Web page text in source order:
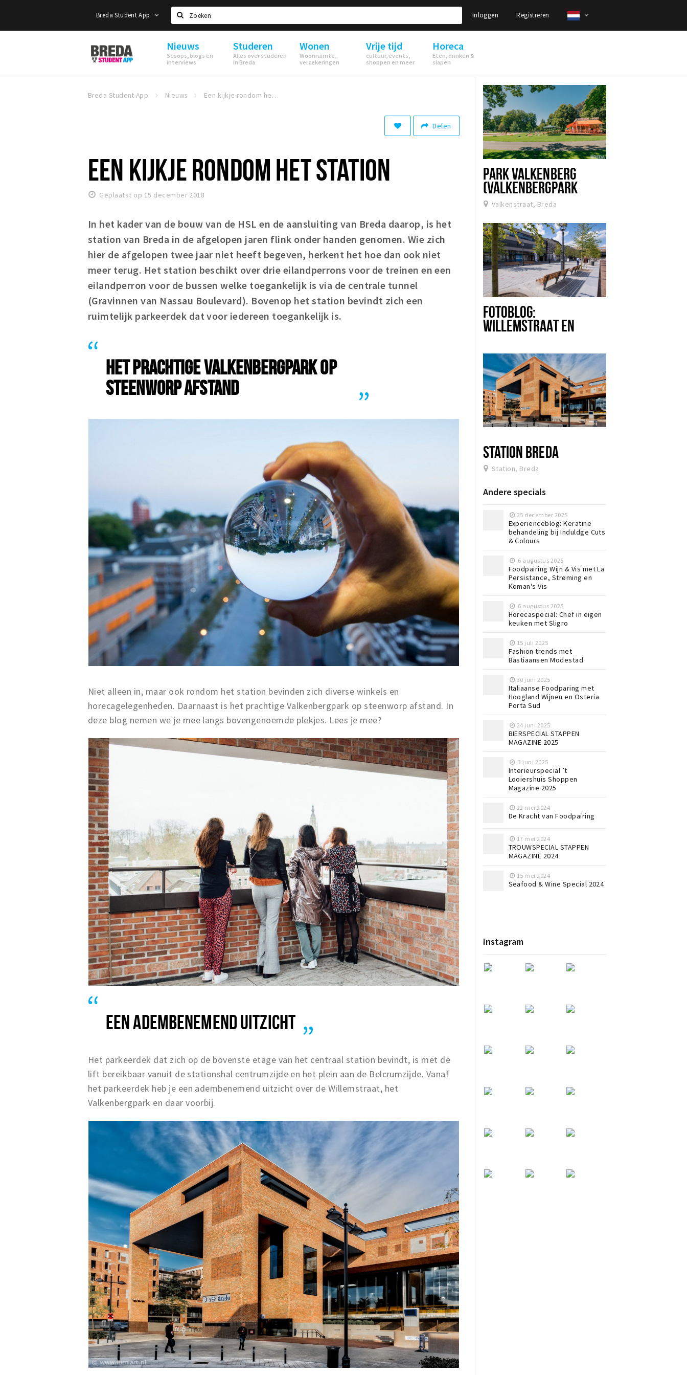
Breda Student App
Zoeken
Inloggen Registreren
Breda
Student
Nieuws
Scoops, blogs en
interviews
Studeren
Alles over studeren
in Breda
Wonen
Woonruimte,
verzekeringen
Vrije tijd
cultuur, events,
shoppen en meer
Horeca
Eten, drinken &
slapen
Breda Student App Nieuws Een kijkje rondom het station
Delen
EEN KIJKJE RONDOM HET STATION
Geplaatst op 15 december 2018
In het kader van de bouw van de HSLen de aansluiting van Breda daarop, is het
station van Breda in de afgelopen jaren flink onder handen genomen. Wie zich
hier de afgelopen twee jaar niet heeft begeven, herkent het hoe dan ook niet
meer terug. Het station beschikt over drie eilandperrons voor de treinen en een
eilandperron voor de bussen welke toegankelijk is via de centrale tunnel
(Gravinnen van Nassau Boulevard). Bovenop het station bevindt zich een
ruimtelijk parkeerdek dat voor iedereen toegankelijk is.
HET PRACHTIGE VALKENBERGPARK OP
STEENWORP AFSTAND
Niet alleen in, maar ook rondom het station bevinden zich diverse winkels en
horecagelegenheden. Daarnaast is het prachtige Valkenbergpark op steenworp afstand. In
deze blog nemen we je mee langs bovengenoemde plekjes. Lees je mee?
EEN ADEMBENEMEND UITZICHT
Het parkeerdek dat zich op de bovenste etage van het centraal station bevindt, is met de
lift bereikbaar vanuit de stationshal centrumzijde en het plein aan de Belcrumzijde. Vanaf
het parkeerdek heb je een adembenemend uitzicht over de Willemstraat, het
Valkenbergpark en daar voorbij.
PARK VALKENBERG
(VALKENBERGPARK
BREDA)
Valkenstraat, Breda
FOTOBLOG:
WILLEMSTRAAT EN
STATION BREDA
Station, Breda
Andere specials
25 december 2025
Experienceblog: Keratine
behandeling bij Induldge Cuts
& Colours
6 augustus 2025
Foodpairing Wijn & Vis met La
Persistance, Strøming en
Koman's Vis
6 augustus 2025
Horecaspecial: Chef in eigen
keuken met Sligro
15 juli 2025
Fashion trends met
Bastiaansen Modestad
30 juni 2025
Italiaanse Foodparing met
Hoogland Wijnen en Osteria
Porta Sud
24 juni 2025
BIERSPECIAL STAPPEN
MAGAZINE 2025
3 juni 2025
Interieurspecial ’t
Looiershuis Shoppen
Magazine 2025
22 mei 2024
De Kracht van Foodpairing
17 mei 2024
TROUWSPECIAL STAPPEN
MAGAZINE 2024
15 mei 2024
Seafood & Wine Special 2024
Instagram